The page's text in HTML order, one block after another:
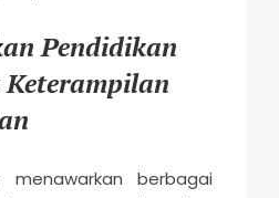
Pendidikan
menawarkan berbagai